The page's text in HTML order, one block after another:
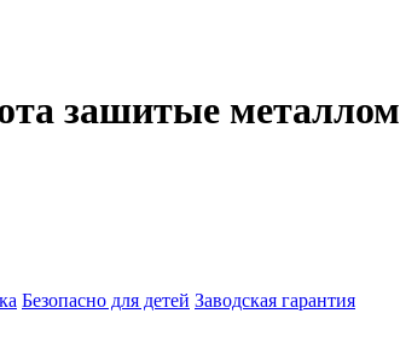
зашитые металлом
Безопасно для детей Заводская гарантия